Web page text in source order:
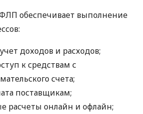
обеспечивает выполнение
доходов и расходов;
к средствам с
счета;
поставщикам;
расчеты онлайн и офлайн;